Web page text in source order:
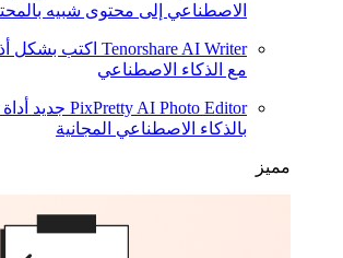
الاصطناعي إلى محتوى شبيه
Tenorshare AI Writer اكتب بشكل
مع الذكاء الاصطناعي
PixPretty AI Photo Editor جديد
بالذكاء الاصطناعي المجانية
مميز